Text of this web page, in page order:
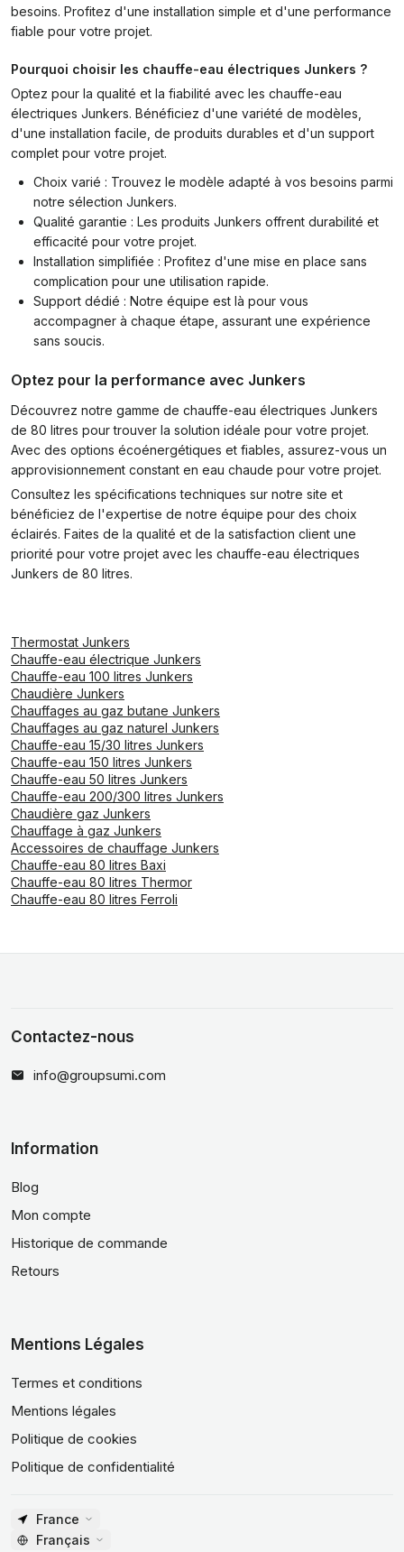
besoins. Profitez d'une installation simple et d'une performance
fiable pour votre projet.
Pourquoi choisir les chauffe-eau électriques Junkers ?
Optez pour la qualité et la fiabilité avec les chauffe-eau
électriques Junkers. Bénéficiez d'une variété de modèles,
d'une installation facile, de produits durables et d'un support
complet pour votre projet.
Choix varié : Trouvez le modèle adapté à vos besoins parmi
notre sélection Junkers.
Qualité garantie : Les produits Junkers offrent durabilité et
efficacité pour votre projet.
Installation simplifiée : Profitez d'une mise en place sans
complication pour une utilisation rapide.
Support dédié : Notre équipe est là pour vous
accompagner à chaque étape, assurant une expérience
sans soucis.
Optez pour la performance avec Junkers
Découvrez notre gamme de chauffe-eau électriques Junkers
de 80 litres pour trouver la solution idéale pour votre projet.
Avec des options écoénergétiques et fiables, assurez-vous un
approvisionnement constant en eau chaude pour votre projet.
Consultez les spécifications techniques sur notre site et
bénéficiez de l'expertise de notre équipe pour des choix
éclairés. Faites de la qualité et de la satisfaction client une
priorité pour votre projet avec les chauffe-eau électriques
Junkers de 80 litres.
Thermostat Junkers
Chauffe-eau électrique Junkers
Chauffe-eau 100 litres Junkers
Chaudière Junkers
Chauffages au gaz butane Junkers
Chauffages au gaz naturel Junkers
Chauffe-eau 15/30 litres Junkers
Chauffe-eau 150 litres Junkers
Chauffe-eau 50 litres Junkers
Chauffe-eau 200/300 litres Junkers
Chaudière gaz Junkers
Chauffage à gaz Junkers
Accessoires de chauffage Junkers
Chauffe-eau 80 litres Baxi
Chauffe-eau 80 litres Thermor
Chauffe-eau 80 litres Ferroli
Contactez-nous
info@groupsumi.com
Information
Blog
Mon compte
Historique de commande
Retours
Mentions Légales
Termes et conditions
Mentions légales
Politique de cookies
Politique de confidentialité
France
Français